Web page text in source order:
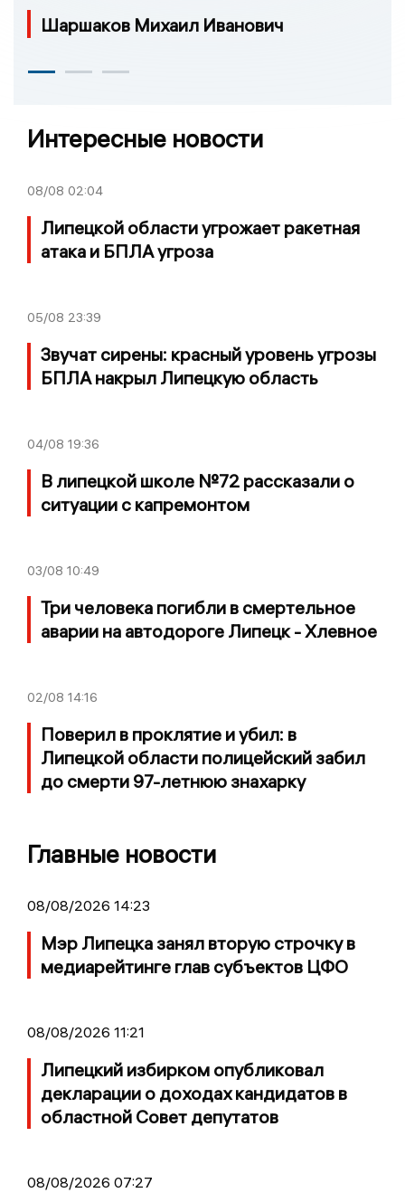
Шаршаков Михаил Иванович
Интересные новости
08/08 02:04
Липецкой области угрожает ракетная
атака и БПЛА угроза
05/08 23:39
Звучат сирены: красный уровень угрозы
БПЛА накрыл Липецкую область
04/08 19:36
В липецкой школе №72 рассказали о
ситуации с капремонтом
03/08 10:49
Три человека погибли в смертельное
аварии на автодороге Липецк - Хлевное
02/08 14:16
Поверил в проклятие и убил: в
Липецкой области полицейский забил
до смерти 97-летнюю знахарку
Главные новости
08/08/2026 14:23
Мэр Липецка занял вторую строчку в
медиарейтинге глав субъектов ЦФО
08/08/2026 11:21
Липецкий избирком опубликовал
декларации о доходах кандидатов в
областной Совет депутатов
08/08/2026 07:27